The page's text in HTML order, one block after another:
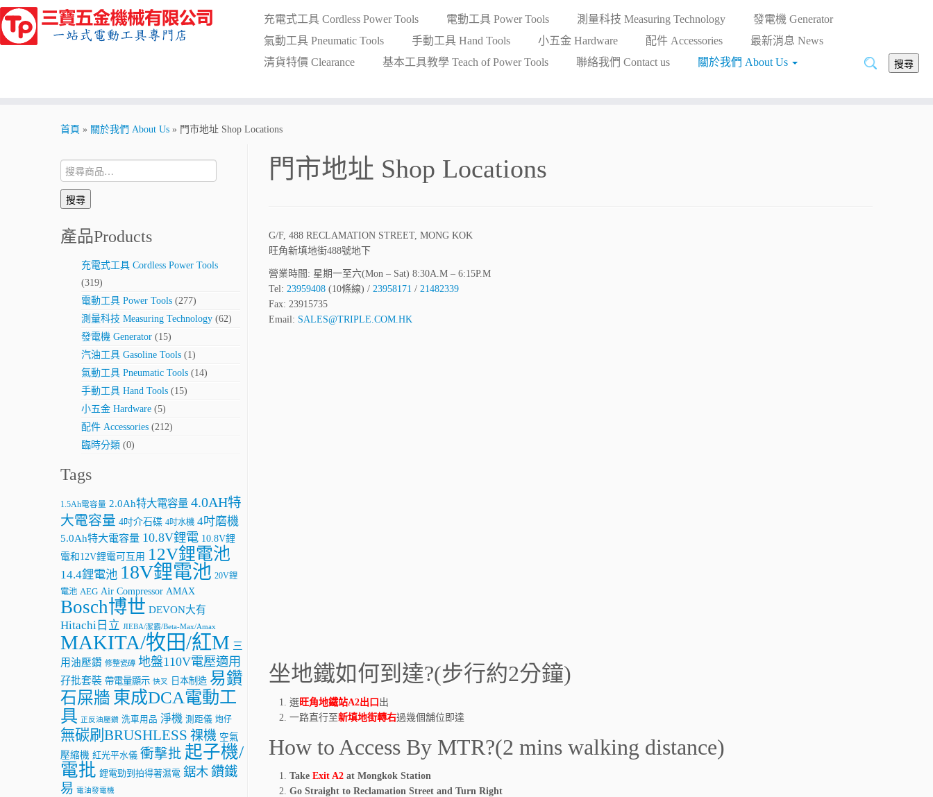
Skip
to
content
充電式工具 Cordless Power Tools 電動工具 Power Tools 測量科技 Measuring Technology
發電機 Generator
氣動工具 Pneumatic Tools
手動工具 Hand Tools 小五金 Hardware 配件 Accessories
最新消息 News
清貨特價 Clearance
基本工具教學 Teach of Power Tools 聯絡我們 Contact us 關於我們 About Us
搜
搜尋
首頁 » 關於我們 About Us » 門市地址 Shop Locations
搜
尋:
搜尋
產品Products
充電式工具 Cordless Power Tools
(319)
電動工具 Power Tools (277)
測量科技 Measuring Technology (62)
發電機 Generator (15)
汽油工具 Gasoline Tools (1)
氣動工具 Pneumatic Tools (14)
手動工具 Hand Tools (15)
小五金 Hardware (5)
配件 Accessories (212)
臨時分類 (0)
Tags
1.5Ah電容量 2.0Ah特大電容量 4.0AH特
大電容量 4吋介石碟 4吋水機 4吋磨機
5.0Ah特大電容量 10.8V鋰電 10.8V鋰
電和12V鋰電可互用 12V鋰電池
14.4鋰電池 18V鋰電池 20V鋰
電池 AEG Air Compressor AMAX
Bosch博世 DEVON大有
Hitachi日立 JIEBA/潔霸/Beta-Max/Amax
MAKITA/牧田/紅M 三
用油壓鑽 修整瓷磚 地盤110V電壓適用
孖批套裝 帶電量顯示 快叉 日本制造 易鑽
石屎牆 東成DCA電動工
具 正反油壓鑽 洗車用品 淨機 測距儀 炮仔
無碳刷BRUSHLESS 祼機 空氣
壓縮機 紅光平水儀 衝擊批 起子機/
電批 鋰電勁到拍得著濕電 鋸木 鑽鐵
易 電油發電機
門市地址 Shop Locations
G/F, 488 RECLAMATION STREET, MONG KOK
旺角新填地街488號地下
營業時間: 星期一至六(Mon – Sat) 8:30A.M – 6:15P.M
Tel: 23959408 (10條線) / 23958171 / 21482339
Fax: 23915735
Email: SALES@TRIPLE.COM.HK
坐地鐵如何到達?(步行約2分鐘)
選旺角地鐵站A2出口 出
一路直行至新填地街轉右過幾個舖位即達
How to Access By MTR?(2 mins walking distance)
Take Exit A2 at Mongkok Station
Go Straight to Reclamation Street and Turn Right